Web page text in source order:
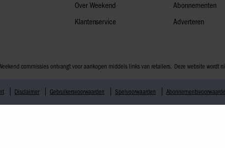
Over Weekend
Klantenservice
Abonnementen
Adverteren
commissies ontvangt voor aankopen middels links van retailers. Deze website wordt
Disclaimer Gebruikersvoorwaarden Spelvoorwaarden